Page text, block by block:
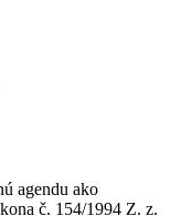
agendu ako
č. 154/1994 Z. z.